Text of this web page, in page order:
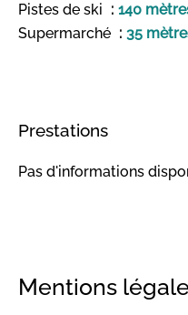
Pistes de ski
140
Supermarché
35
Prestations
Pas d'informations
Mentions